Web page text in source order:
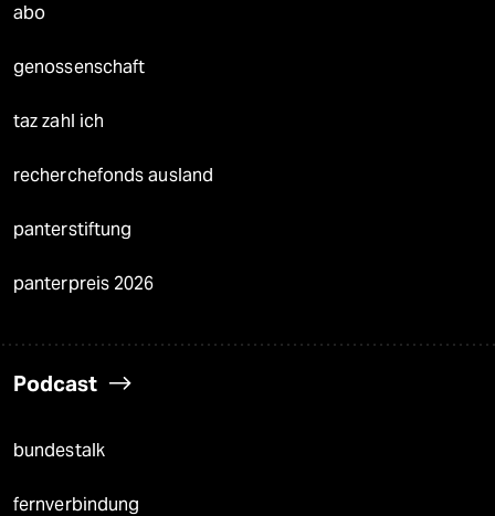
abo
genossenschaft
taz zahl ich
recherchefonds ausland
panterstiftung
panterpreis 2026
Podcast
bundestalk
fernverbindung